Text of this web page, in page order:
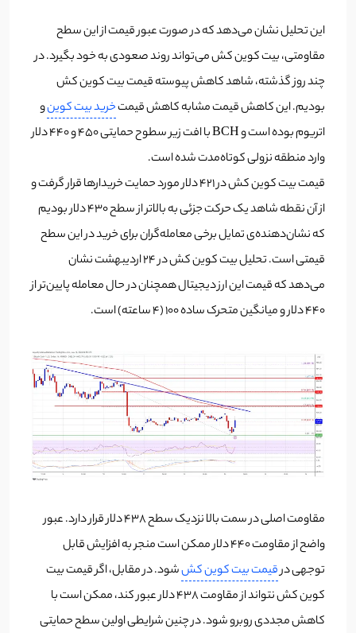
این تحلیل نشان می‌دهد که در صورت عبور قیمت از این سطح
مقاومتی، بیت کوین کش می‌تواند روند صعودی به خود بگیرد. در
چند روز گذشته، شاهد کاهش پیوسته قیمت بیت کوین کش
بودیم. این کاهش قیمت مشابه کاهش قیمتخرید بیت کوینو
اتریوم بوده است و BCH با افت زیر سطوح حمایتی ٤۵٠ و ٤٤٠ دلار
وارد منطقه نزولی کوتاه‌مدت شده است.
‎قیمت بیت کوین کش در ٤٢١ دلار مورد حمایت خریدارها قرار گرفت و
از آن نقطه شاهد یک حرکت جزئی به بالا‌تر از سطح ٤٣٠ دلار بودیم
که نشان‌دهنده‌ی تمایل برخی معامله‌گران برای خرید در این سطح
قیمتی است. تحلیل بیت کوین کش در ٢٤ اردیبهشت نشان
می‌دهد که قیمت این ارز دیجیتال همچنان در حال معامله پایین‌تر از
٤٤٠ دلار و میانگین متحرک ساده ١٠٠ (٤ ساعته) است.
مقاومت اصلی در سمت بالا نزدیک سطح ٤٣٨ دلار قرار دارد. عبور
واضح از مقاومت ٤٤٠ دلار ممکن است منجر به افزایش قابل
توجهی درقیمت بیت کوین کششود. در مقابل، اگر قیمت بیت
کوین کش نتواند از مقاومت ٤٣٨ دلار عبور کند، ممکن است با
کاهش مجددی روبرو شود. در چنین شرایطی اولین سطح حمایتی